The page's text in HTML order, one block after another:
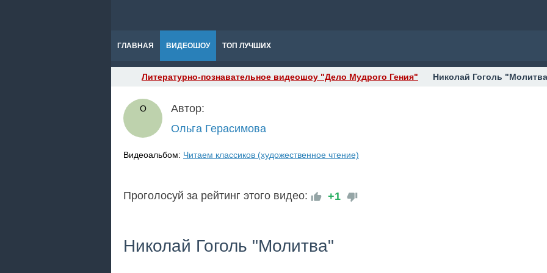
ГЛАВНАЯ ВИДЕОШОУ ТОП ЛУЧШИХ
Литературно-познавательное видеошоу "Дело Мудрого Гения" Николай Гоголь
Автор:
Ольга Герасимова
Видеоальбом: Читаем классиков (художественное чтение)
Проголосуй за рейтинг этого видео: +1
Николай Гоголь "Молитва"